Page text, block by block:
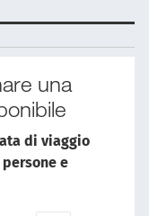
una
di viaggio
e